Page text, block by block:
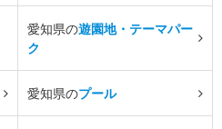
愛知県の遊園地・テーマパー
ク
愛知県のプール